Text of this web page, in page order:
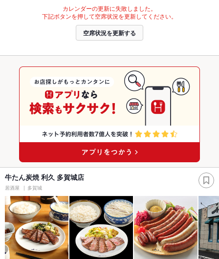
カレンダーの更新に失敗しました。
下記ボタンを押して空席状況を更新してください。
空席状況を更新する
牛たん炭焼 利久 多賀城店
居酒屋 多賀城